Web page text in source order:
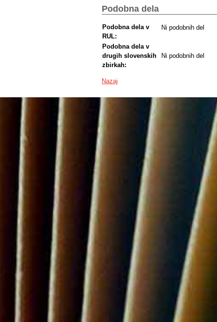
Podobna dela
Podobna dela v
RUL:
Ni podobnih del
Podobna dela v
drugih slovenskih
zbirkah:
Ni podobnih del
Nazaj